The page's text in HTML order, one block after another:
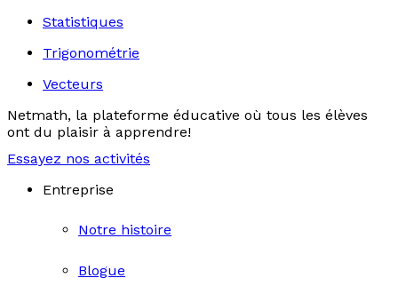
Statistiques
Trigonométrie
Vecteurs
Netmath, la plateforme éducative où tous les élèves
ont du plaisir à apprendre!
Essayez nos activités
Entreprise
Notre histoire
Blogue